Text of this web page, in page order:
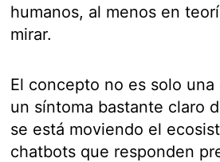
humanos, al menos en
mirar.
El concepto no es solo una
un síntoma bastante claro
se está moviendo el
chatbots que responden